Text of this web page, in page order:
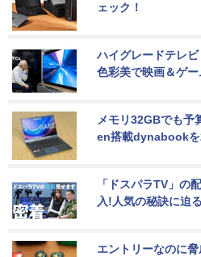
ェック！
ハイグレードテレ
色彩美で映画＆ゲ
メモリ32GBでも予
en搭載dynabookを
「ドスパラTV」の
入!人気の秘訣に迫
エントリーなのに